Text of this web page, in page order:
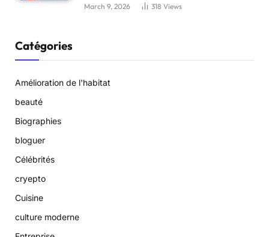
March 9, 2026 318 Views
Catégories
Amélioration de l'habitat
beauté
Biographies
bloguer
Célébrités
cryepto
Cuisine
culture moderne